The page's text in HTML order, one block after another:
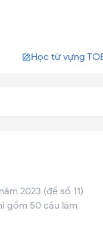
Học từ vựng
2023 (đề số 11)
gồm 50 câu làm